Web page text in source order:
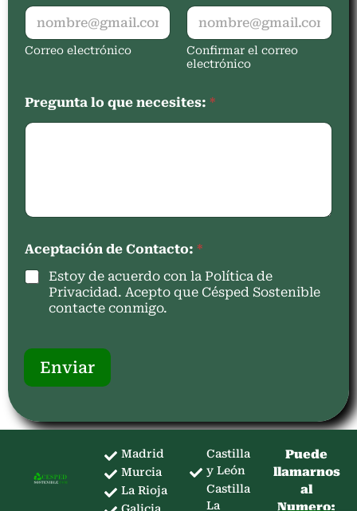
Correo electrónico
Confirmar el correo
electrónico
Pregunta lo que necesites: *
Aceptación de Contacto: *
Estoy de acuerdo con la Política de
Privacidad. Acepto que Césped Sostenible
contacte conmigo.
Enviar
Madrid
Murcia
La Rioja
Castilla
y León
Castilla
La
Puede
llamarnos
al
Numero: